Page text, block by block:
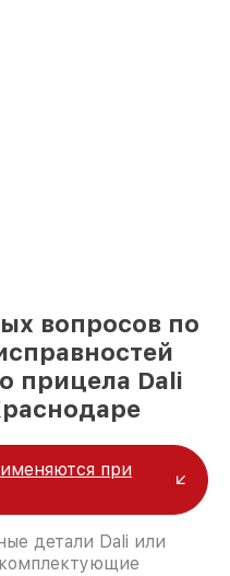
вопросов по
прицела Dali
при
детали Dali или